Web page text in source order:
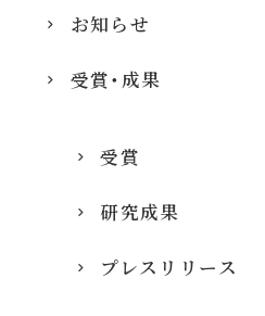
お知らせ
受賞・成果
受賞
研究成果
プレスリリース